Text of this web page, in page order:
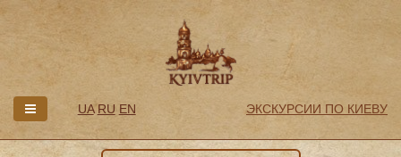
UA RU EN ЭКСКУРСИИ ПО КИЕВУ